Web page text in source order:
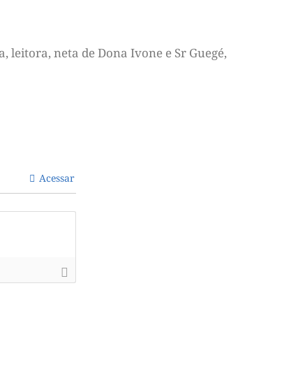
neta de Dona Ivone e Sr Guegé,
Acessar